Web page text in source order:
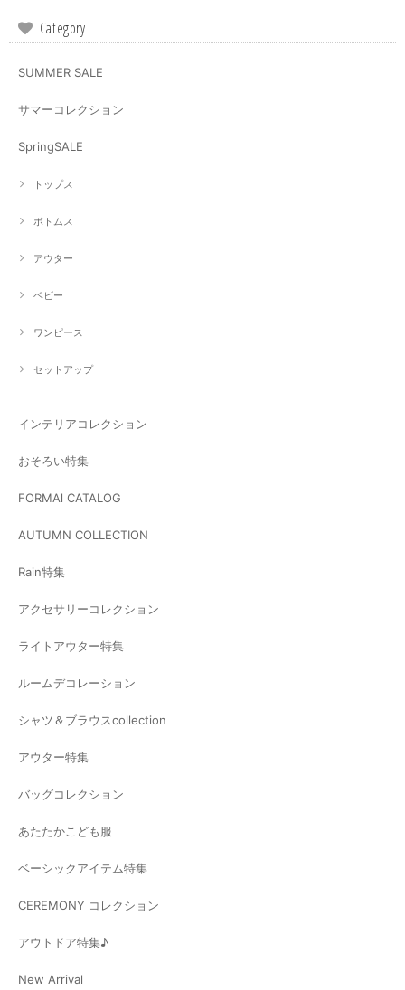
Category
SUMMER SALE
サマーコレクション
SpringSALE
トップス
ボトムス
アウター
ベビー
ワンピース
セットアップ
インテリアコレクション
おそろい特集
FORMAl CATALOG
AUTUMN COLLECTION
Rain特集
アクセサリーコレクション
ライトアウター特集
ルームデコレーション
シャツ＆ブラウスcollection
アウター特集
バッグコレクション
あたたかこども服
ベーシックアイテム特集
CEREMONY コレクション
アウトドア特集♪
New Arrival